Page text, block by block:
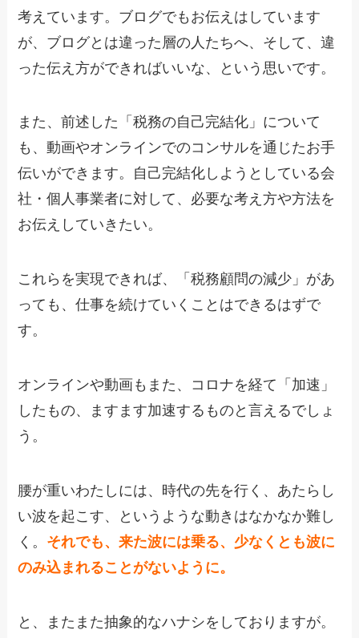
考えています。ブログでもお伝えはしています
が、ブログとは違った層の人たちへ、そして、違
った伝え方ができればいいな、という思いです。
また、前述した「税務の自己完結化」について
も、動画やオンラインでのコンサルを通じたお手
伝いができます。自己完結化しようとしている会
社・個人事業者に対して、必要な考え方や方法を
お伝えしていきたい。
これらを実現できれば、「税務顧問の減少」があ
っても、仕事を続けていくことはできるはずで
す。
オンラインや動画もまた、コロナを経て「加速」
したもの、ますます加速するものと言えるでしょ
う。
腰が重いわたしには、時代の先を行く、あたらし
い波を起こす、というような動きはなかなか難し
く。 それでも、来た波には乗る、少なくとも波に
のみ込まれることがないように。
と、またまた抽象的なハナシをしておりますが。